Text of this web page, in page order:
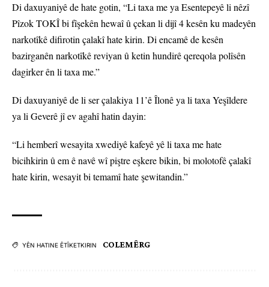
Di daxuyaniyê de hate gotin, “Li taxa me ya Esentepeyê li nêzî
Pîzok TOKÎ bi fîşekên hewaî û çekan li dijî 4 kesên ku madeyên
narkotîkê difirotin çalakî hate kirin. Di encamê de kesên
bazirganên narkotîkê reviyan û ketin hundirê qereqola polîsên
dagirker ên li taxa me.”
Di daxuyaniyê de li ser çalakiya 11’ê Îlonê ya li taxa Yeşîldere
ya li Geverê jî ev agahî hatin dayin:
“Li hemberî wesayita xwediyê kafeyê yê li taxa me hate
bicihkirin û em ê navê wî piştre eşkere bikin, bi molotofê çalakî
hate kirin, wesayit bi temamî hate şewitandin.”
YÊN HATINE ÊTÎKETKIRIN COLEMÊRG